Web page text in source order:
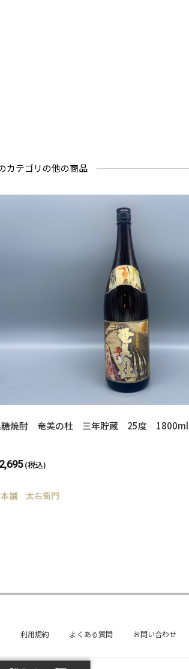
カテゴリの他の商品
糖焼酎 奄美の杜 三年貯蔵 25度 1800ml
2,695 (税込)
舗 太右衛門
利用規約 よくある質問 お問い合わせ